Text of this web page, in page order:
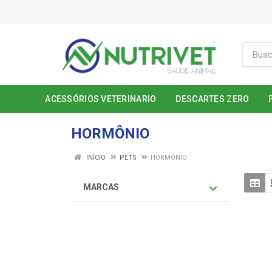
ACESSÓRIOS VETERINARIO DESCARTES ZERO
HORMÔNIO
INÍCIO PETS HORMÔNIO
MARCAS